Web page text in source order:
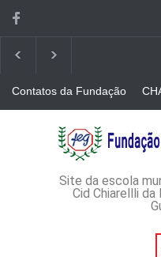
Contatos da Fundação
AVISO DE DISPENSA DE
LICITAÇÃO - DISPENSA DE
LICITAÇÃO Nº 53/2026-
ADMINISTRATIVO Nº
Site da escola
Cid Chiarellli da